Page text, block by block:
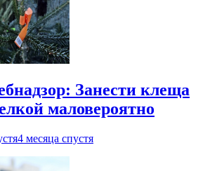
Занести клеща
маловероятно
4 месяца спустя